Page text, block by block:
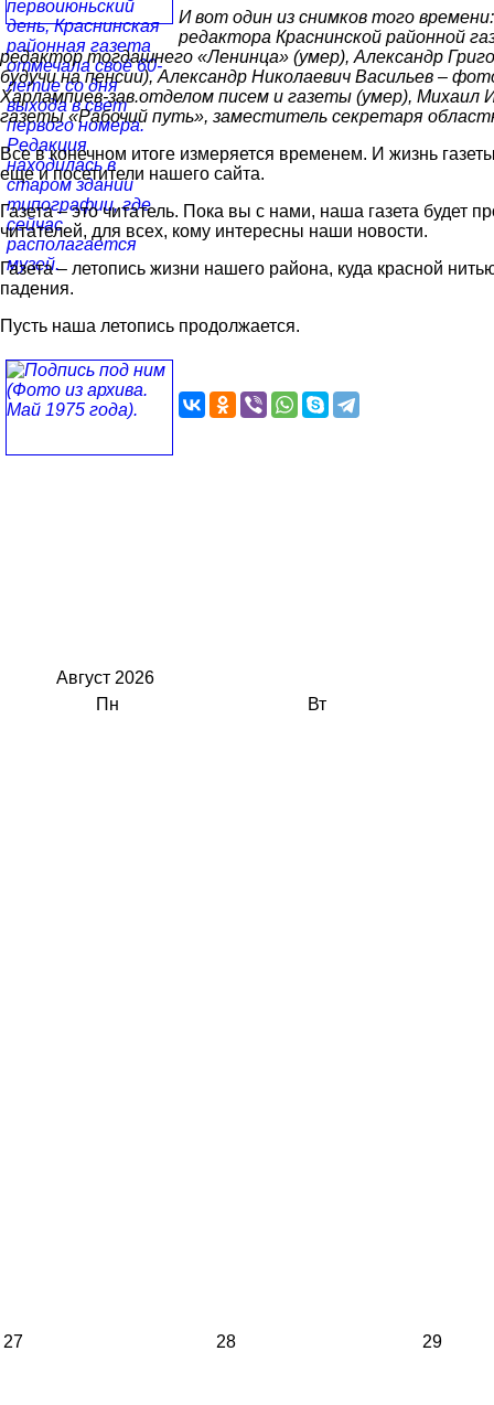
И вот один из снимков того
редактора Краснинской районной
редактор тогдашнего «Ленинца» (умер), Александр
будучи на пенсии), Александр Николаевич Васильев –
Харлампиев-зав.отделом писем и газеты (умер), Михаил
газеты «Рабочий путь», заместитель секретаря
Все в конечном итоге измеряется временем. И жизнь
еще и посетители нашего сайта.
Газета – это читатель. Пока вы с нами, наша газета
читателей, для всех, кому интересны наши новости.
Газета – летопись жизни нашего района, куда красной
падения.
Пусть наша летопись продолжается.
Август 2026
Пн
Вт
27 28 29